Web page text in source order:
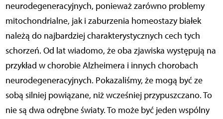
neurodegeneracyjnych, ponieważ zarówno problemy
mitochondrialne, jak i zaburzenia homeostazy białek
należą do najbardziej charakterystycznych cech tych
schorzeń. Od lat wiadomo, że oba zjawiska występują na
przykład w chorobie Alzheimera i innych chorobach
neurodegeneracyjnych. Pokazaliśmy, że mogą być ze
sobą silniej powiązane, niż wcześniej przypuszczano. To
nie są dwa odrębne światy. To może być jeden wspólny